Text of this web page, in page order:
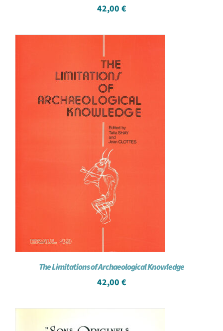
42,00 €
The Limitations of Archaeological Knowledge
42,00 €